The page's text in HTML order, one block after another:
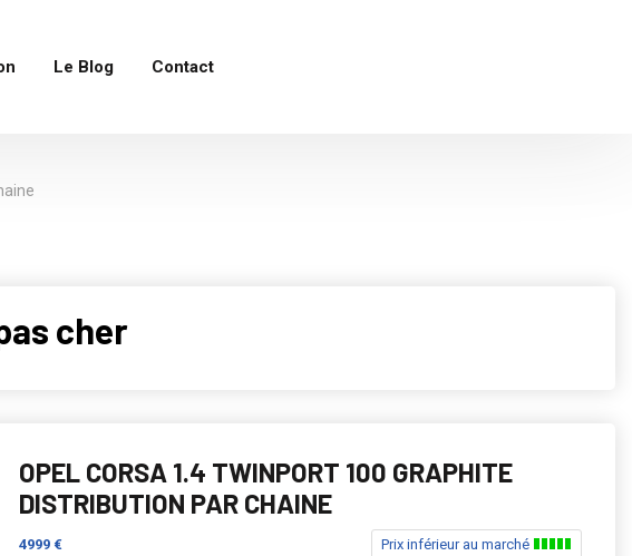
Le Blog Contact
cher
OPEL CORSA 1.4 TWINPORT 100 GRAPHITE
DISTRIBUTION PAR CHAINE
4999 € Prix inférieur au marché